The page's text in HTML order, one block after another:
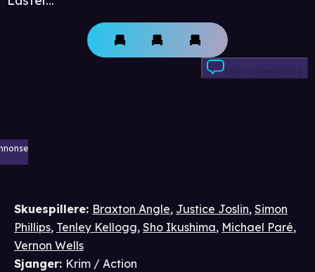
Skriv anmeldelse
Skuespillere: Braxton Angle, Justice Joslin, Simon
Phillips, Tenley Kellogg, Sho Ikushima, Michael Paré,
Vernon Wells
Sjanger: Krim / Action